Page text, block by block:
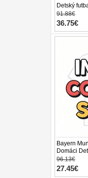
Detský
Krátky
91.88€
36.75€
Bayern
Domáci
27 Krátky
96.13€
27.45€